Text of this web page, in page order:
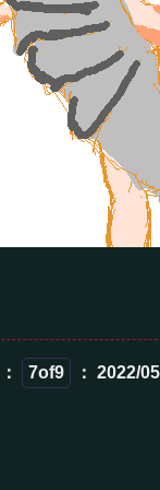
： 7of9
： 2022/